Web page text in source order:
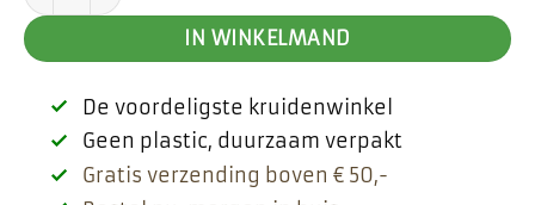
IN WINKELMAND
De voordeligste kruidenwinkel
Geen plastic, duurzaam verpakt
Gratis verzending boven € 50,-